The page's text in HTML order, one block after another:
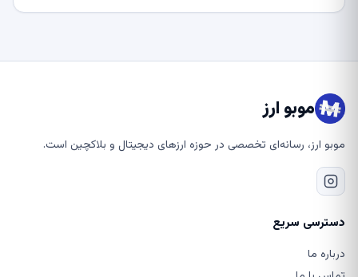
موبو ارز
موبو ارز، رسانه‌ای تخصصی در حوزه ارزهای دیجیتال و بلاکچین است.
دسترسی سریع
درباره ما